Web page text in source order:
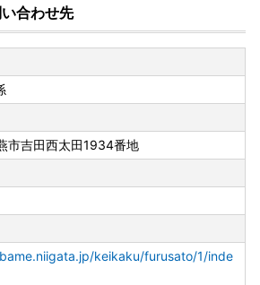
にありがとうございます✨✨😆✨✨
ただき、燕市ではふるなびに掲載して
追加しております✨✨✨
ルウェア等、燕市の技術を用いた返礼
す。
する魅力的なラインナップとなってお
ください！😄✨
の情報番組「サタデープラス」の人
試してランキング』で「全自動コーヒ
」が総合第1位に選ばれました！】
合わせ先
市吉田西太田1934番地
keikaku/furusato/1/inde